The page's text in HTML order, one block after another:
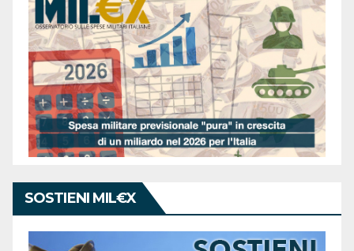
SOSTIENI MIL€X